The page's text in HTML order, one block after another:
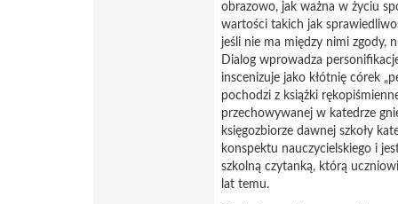
obrazowo, jak ważna w życiu
wartości takich jak
jeśli nie ma między nimi zgody,
Dialog wprowadza
inscenizuje jako kłótnię córek
pochodzi z książki
przechowywanej w katedrze
księgozbiorze dawnej szkoły
konspektu nauczycielskiego i
szkolną czytanką, którą
lat temu.